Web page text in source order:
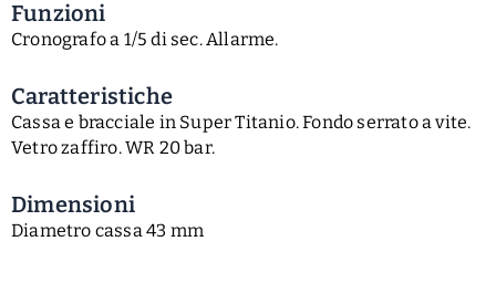
Funzioni
Cronografo a 1/5 di sec. Allarme.
Caratteristiche
Cassa e bracciale in Super Titanio. Fondo serrato a vite.
Vetro zaffiro. WR 20 bar.
Dimensioni
Diametro cassa 43 mm